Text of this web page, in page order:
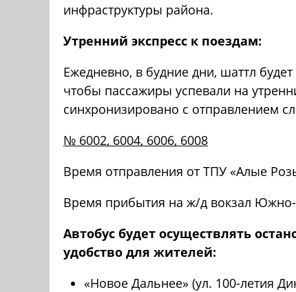
инфраструктуры района.
Утренний экспресс к поездам:
Ежедневно, в будние дни, шаттл
чтобы пассажиры успевали на
синхронизировано с отправлением
№ 6002, 6004, 6006, 6008
Время отправления от ТПУ «Алые
Время прибытия на ж/д вокзал Южно-
Автобус будет осуществлять
удобство для жителей:
«Новое Дальнее» (ул. 100-летия